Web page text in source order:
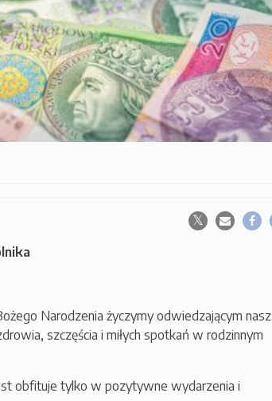
Narodzenia życzymy odwiedzającym nasz
szczęścia i miłych spotkań w rodzinnym
obfituje tylko w pozytywne wydarzenia i